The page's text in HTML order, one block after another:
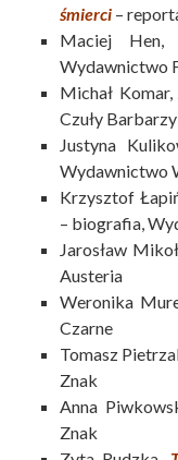
śmierci –
Maciej Hen,
Wydawnictwo
Michał Komar,
Czuły
Justyna
Wydawnictwo
Krzysztof
– biografia,
Jarosław
Austeria
Weronika
Czarne
Tomasz
Znak
Anna
Znak